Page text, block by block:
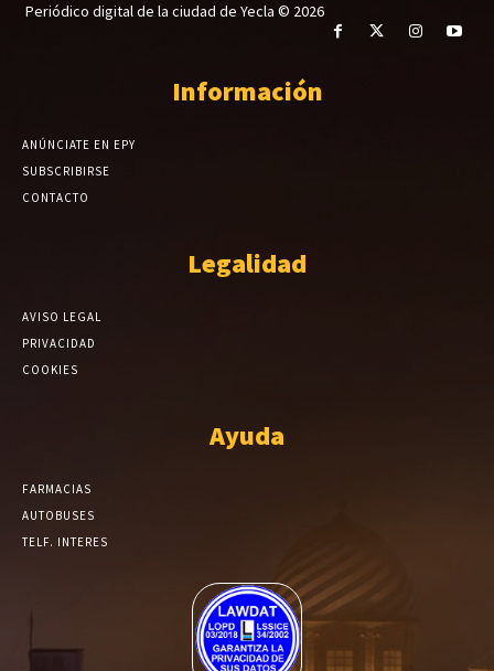
Periódico digital de la ciudad de Yecla © 2026
Información
ANÚNCIATE EN EPY
SUBSCRIBIRSE
CONTACTO
Legalidad
AVISO LEGAL
PRIVACIDAD
COOKIES
Ayuda
FARMACIAS
AUTOBUSES
TELF. INTERES